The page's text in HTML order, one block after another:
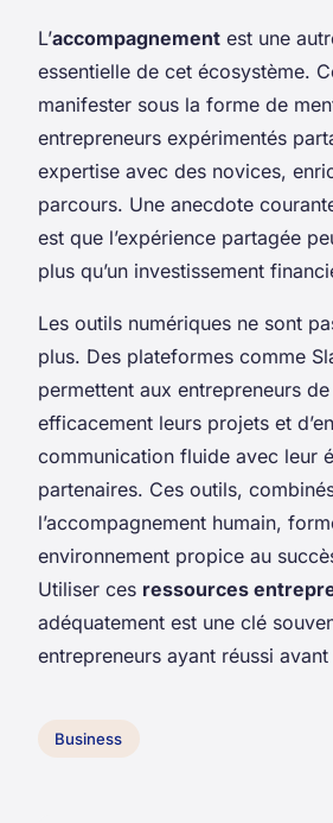
L’accompagnement est une
essentielle de cet écosystème.
manifester sous la forme de
entrepreneurs expérimentés
expertise avec des novices,
parcours. Une anecdote
est que l’expérience partagée
plus qu’un investissement
Les outils numériques ne sont
plus. Des plateformes comme
permettent aux entrepreneurs
efficacement leurs projets et
communication fluide avec leur
partenaires. Ces outils,
l’accompagnement humain,
environnement propice au
Utiliser ces ressources
adéquatement est une clé
entrepreneurs ayant réussi
Business